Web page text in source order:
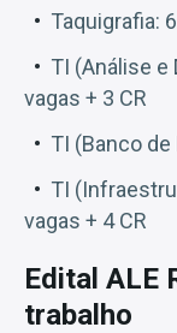
Taquigrafia:
TI (Análise
vagas + 3 CR
TI (Banco de
TI
vagas + 4 CR
Edital ALE
trabalho